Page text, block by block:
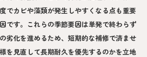
でカビや藻類が発生しやすくなる点も重要
です。これらの季節要因は単発で終わらず
劣化を進めるため、短期的な補修で済ませ
を見直して長期耐久を優先するのかを立地